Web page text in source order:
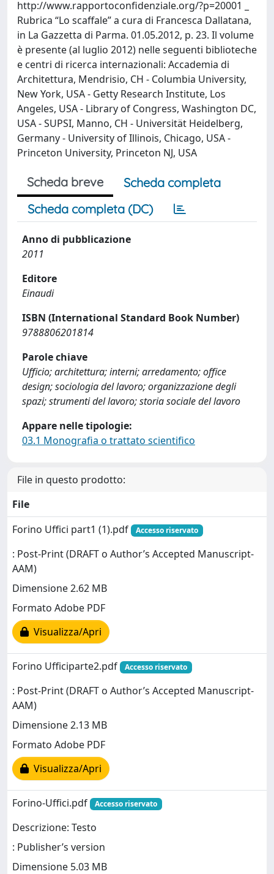
http://www.rapportoconfidenziale.org/?p=20001 _
Rubrica “Lo scaffale” a cura di Francesca Dallatana,
in La Gazzetta di Parma. 01.05.2012, p. 23. Il volume
è presente (al luglio 2012) nelle seguenti biblioteche
e centri di ricerca internazionali: Accademia di
Architettura, Mendrisio, CH - Columbia University,
New York, USA - Getty Research Institute, Los
Angeles, USA - Library of Congress, Washington DC,
USA - SUPSI, Manno, CH - Universität Heidelberg,
Germany - University of Illinois, Chicago, USA -
Princeton University, Princeton NJ, USA
Scheda breve
Scheda completa
Scheda completa (DC)
Anno di pubblicazione
2011
Editore
Einaudi
ISBN (International Standard Book Number)
9788806201814
Parole chiave
Ufficio; architettura; interni; arredamento; office
design; sociologia del lavoro; organizzazione degli
spazi; strumenti del lavoro; storia sociale del lavoro
Appare nelle tipologie:
03.1 Monografia o trattato scientifico
File in questo prodotto:
File
Forino Uffici part1 (1).pdf
Accesso riservato
: Post-Print (DRAFT o Author’s Accepted Manuscript-
AAM)
Dimensione 2.62 MB
Formato Adobe PDF
Visualizza/Apri
Forino Ufficiparte2.pdf Accesso riservato
: Post-Print (DRAFT o Author’s Accepted Manuscript-
AAM)
Dimensione 2.13 MB
Formato Adobe PDF
Visualizza/Apri
Forino-Uffici.pdf Accesso riservato
Descrizione: Testo
: Publisher’s version
Dimensione 5.03 MB